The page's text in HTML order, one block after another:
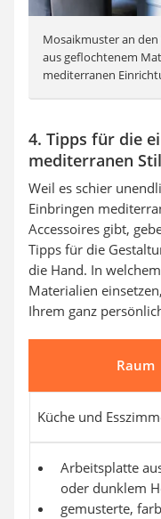
Mosaikmuster an
aus geflochtenem
mediterranen
4. Tipps für die
mediterranen Stil
Weil es schier
Einbringen
Accessoires gibt,
Tipps für die
die Hand. In
Materialien
Ihrem ganz
Raum
Küche und
Arbeitsplatte
oder dunklem
gemusterte,